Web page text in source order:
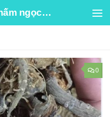
ba kích, chuối hột rừng, nấm ngọc cẩu
0